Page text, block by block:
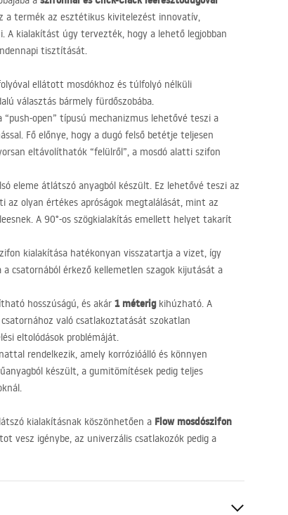
a termék az esztétikus kivitelezést innovatív,
A kialakítást úgy tervezték, hogy a lehető legjobban
tisztítását.
ellátott mosdókhoz és túlfolyó nélküli
választás bármely fürdőszobába.
“push-open” típusú mechanizmus lehetővé teszi a
Fő előnye, hogy a dugó felső betétje teljesen
eltávolíthatók “felülről”, a mosdó alatti szifon
eleme átlátszó anyagból készült. Ez lehetővé teszi az
az olyan értékes apróságok megtalálását, mint az
A 90°-os szögkialakítás emellett helyet takarít
kialakítása hatékonyan visszatartja a vizet, így
csatornából érkező kellemetlen szagok kijutását a
hosszúságú, és akár 1 méterigkihúzható. A
való csatlakoztatását szokatlan
eltolódások problémáját.
rendelkezik, amely korrózióálló és könnyen
készült, a gumitömítések pedig teljes
kialakításnak köszönhetően a Flow mosdószifon
vesz igénybe, az univerzális csatlakozók pedig a